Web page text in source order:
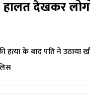
देखकर
हत्या के बाद पति ने